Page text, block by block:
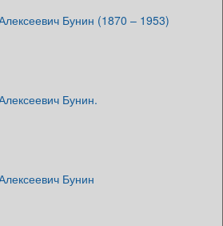
Бунин (1870 – 1953)
Бунин.
Бунин